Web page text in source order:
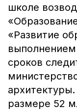
школе
«Развитие
сроков
размере 52